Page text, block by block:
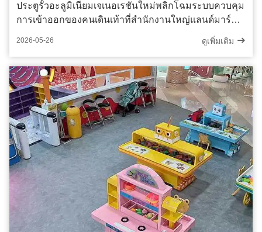
ประตูรั้วอะลูมิเนียมเจเนอเรชันใหม่พลิกโฉมระบบควบคุม
การเข้าออกของคนเดินเท้าที่สำนักงานใหญ่แลนด์มาร์ค
2026-05-26 ดูเพิ่มเติม